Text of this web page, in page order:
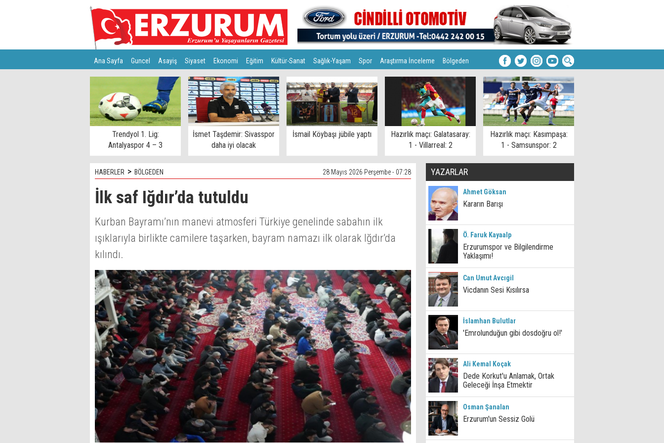
Ana Sayfa Guncel Asayiş Siyaset Ekonomi Eğitim Kültür-Sanat Sağlık-Yaşam Spor Araştırma İnceleme Bölgeden
Trendyol 1. Lig:
Antalyaspor 4 – 3
Keçiörengücü
İsmet Taşdemir: Sivasspor
daha iyi olacak
İsmail Köybaşı jübile yaptı
Hazırlık maçı: Galatasaray:
1 - Villarreal: 2
Hazırlık maçı: Kasımpaşa:
1 - Samsunspor: 2
HABERLER > BÖLGEDEN 28 Mayıs 2026 Perşembe - 07:28
İlk saf Iğdır’da tutuldu
Kurban Bayramı’nın manevi atmosferi Türkiye genelinde sabahın ilk
ışıklarıyla birlikte camilere taşarken, bayram namazı ilk olarak Iğdır’da
kılındı.
YAZARLAR
Ahmet Göksan
Kararın Barışı
Ö. Faruk Kayaalp
Erzurumspor ve Bilgilendirme
Yaklaşımı!
Can Umut Avcıgil
Vicdanın Sesi Kısılırsa
İslamhan Bulutlar
'Emrolunduğun gibi dosdoğru ol!'
Ali Kemal Koçak
Dede Korkut'u Anlamak, Ortak
Geleceği İnşa Etmektir
Osman Şanalan
Erzurum'un Sessiz Golü